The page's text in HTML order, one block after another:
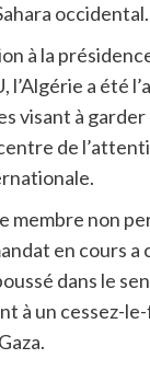
occidental.
à la
l’Algérie a été
visant à garder
de
membre non
en cours a
dans le
à un cessez-